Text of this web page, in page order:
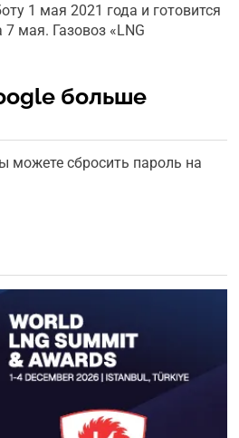
1 мая 2021 года и готовится
7 мая. Газовоз «LNG
больше
можете сбросить пароль на